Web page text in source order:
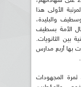
الأولى هذا
والبليدة،
الأمة بسطيف
بين الثانويات.
بها أربع مدارس
المجهودات